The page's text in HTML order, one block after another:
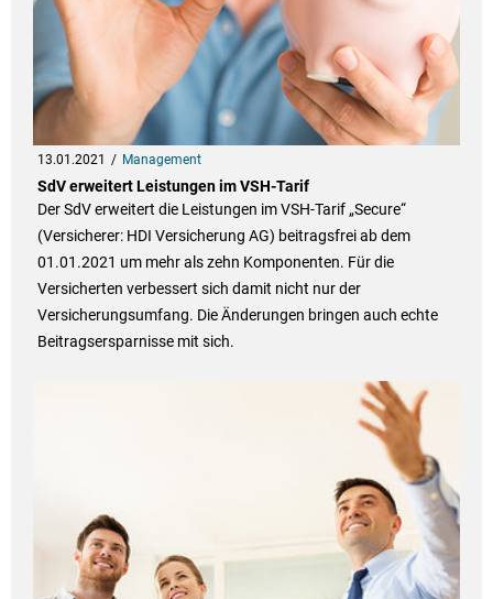
13.01.2021 Management
SdV erweitert Leistungen im VSH-Tarif
Der SdV erweitert die Leistungen im VSH-Tarif „Secure“
(Versicherer: HDI Versicherung AG) beitragsfrei ab dem
01.01.2021 um mehr als zehn Komponenten. Für die
Versicherten verbessert sich damit nicht nur der
Versicherungsumfang. Die Änderungen bringen auch echte
Beitragsersparnisse mit sich.